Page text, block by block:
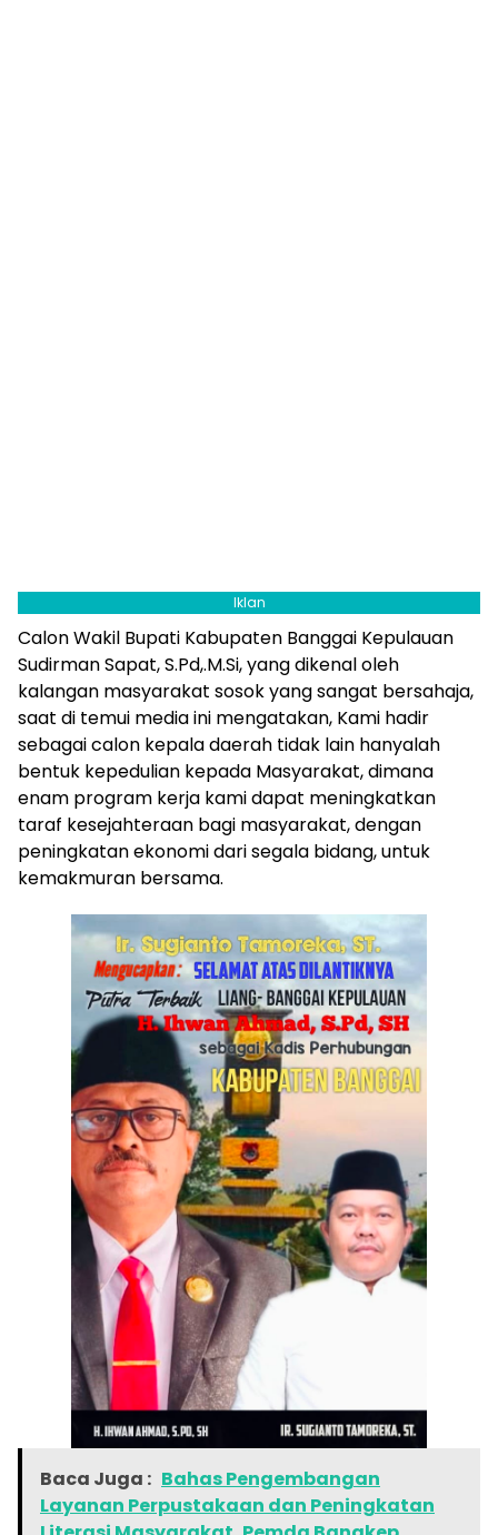
Iklan
Calon Wakil Bupati Kabupaten Banggai Kepulauan
Sudirman Sapat, S.Pd,.M.Si, yang dikenal oleh
kalangan masyarakat sosok yang sangat bersahaja,
saat di temui media ini mengatakan, Kami hadir
sebagai calon kepala daerah tidak lain hanyalah
bentuk kepedulian kepada Masyarakat, dimana
enam program kerja kami dapat meningkatkan
taraf kesejahteraan bagi masyarakat, dengan
peningkatan ekonomi dari segala bidang, untuk
kemakmuran bersama.
Baca Juga : Bahas Pengembangan
Layanan Perpustakaan dan Peningkatan